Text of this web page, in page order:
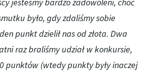
było, gdy zdaliśmy sobie
punkt dzielił nas od złota. Dwa
raz braliśmy udział w konkursie,
punktów (wtedy punkty były inaczej